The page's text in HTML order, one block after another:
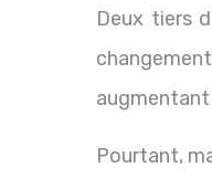
Deux tiers
augmentant
Pourtant,